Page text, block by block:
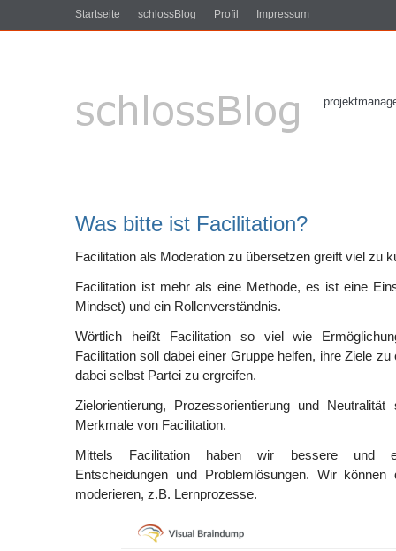
Startseite schlossBlog Profil Impressum
Was bitte ist Facilitation?
Facilitation als Moderation zu übersetzen greift viel zu
Facilitation ist mehr als eine Methode, es ist eine
Mindset) und ein Rollenverständnis.
Wörtlich heißt Facilitation so viel wie
Facilitation soll dabei einer Gruppe helfen, ihre Ziele
dabei selbst Partei zu ergreifen.
Zielorientierung, Prozessorientierung und
Merkmale von Facilitation.
Mittels Facilitation haben wir bessere und
Entscheidungen und Problemlösungen. Wir
moderieren, z.B. Lernprozesse.